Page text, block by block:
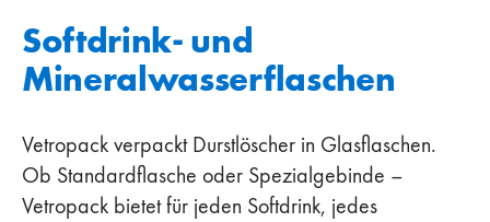
Softdrink- und
Mineralwasserflaschen
Vetropack verpackt Durstlöscher in Glasflaschen.
Ob Standardflasche oder Spezialgebinde –
Vetropack bietet für jeden Softdrink, jedes